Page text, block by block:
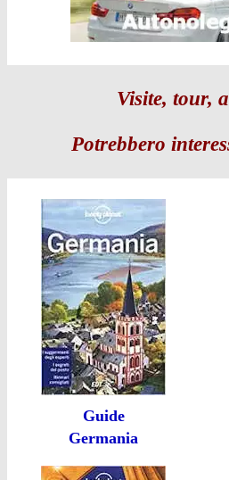
Visite, tour,
Potrebbero
Guide
Germania